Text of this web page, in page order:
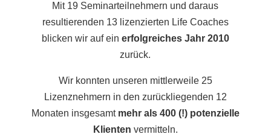
Mit 19 Seminarteilnehmern und daraus
resultierenden 13 lizenzierten Life Coaches
blicken wir auf ein erfolgreiches Jahr 2010
zurück.
Wir konnten unseren mittlerweile 25
Lizenznehmern in den zurückliegenden 12
Monaten insgesamt mehr als 400 (!) potenzielle
Klienten vermitteln.